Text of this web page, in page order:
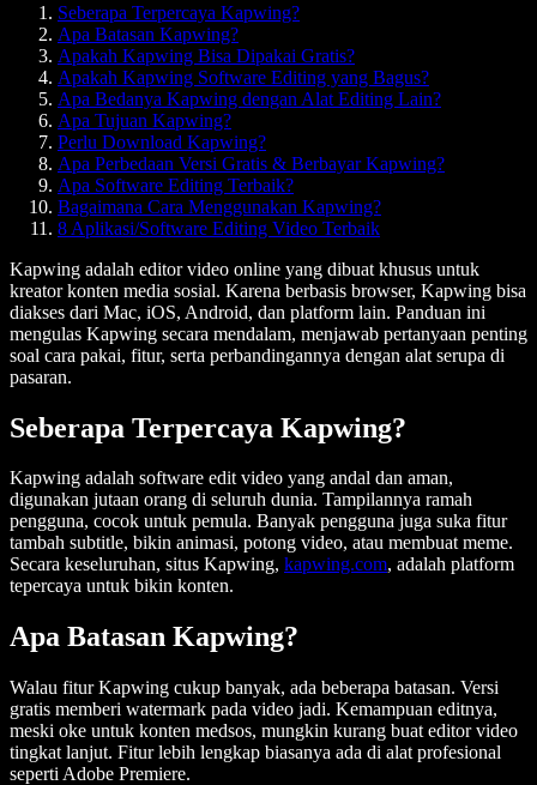
Seberapa Terpercaya Kapwing?
Apa Batasan Kapwing?
Apakah Kapwing Bisa Dipakai Gratis?
Apakah Kapwing Software Editing yang Bagus?
Apa Bedanya Kapwing dengan Alat Editing Lain?
Apa Tujuan Kapwing?
Perlu Download Kapwing?
Apa Perbedaan Versi Gratis & Berbayar Kapwing?
Apa Software Editing Terbaik?
Bagaimana Cara Menggunakan Kapwing?
8 Aplikasi/Software Editing Video Terbaik
Kapwing adalah editor video online yang dibuat khusus untuk
kreator konten media sosial. Karena berbasis browser, Kapwing bisa
diakses dari Mac, iOS, Android, dan platform lain. Panduan ini
mengulas Kapwing secara mendalam, menjawab pertanyaan penting
soal cara pakai, fitur, serta perbandingannya dengan alat serupa di
pasaran.
Seberapa Terpercaya Kapwing?
Kapwing adalah software edit video yang andal dan aman,
digunakan jutaan orang di seluruh dunia. Tampilannya ramah
pengguna, cocok untuk pemula. Banyak pengguna juga suka fitur
tambah subtitle, bikin animasi, potong video, atau membuat meme.
Secara keseluruhan, situs Kapwing, kapwing.com, adalah platform
tepercaya untuk bikin konten.
Apa Batasan Kapwing?
Walau fitur Kapwing cukup banyak, ada beberapa batasan. Versi
gratis memberi watermark pada video jadi. Kemampuan editnya,
meski oke untuk konten medsos, mungkin kurang buat editor video
tingkat lanjut. Fitur lebih lengkap biasanya ada di alat profesional
seperti Adobe Premiere.